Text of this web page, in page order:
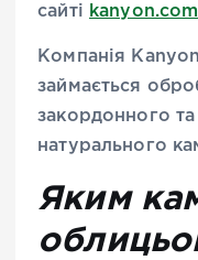
сайті
Компанія
займається
закордонного та
натурального
Яким